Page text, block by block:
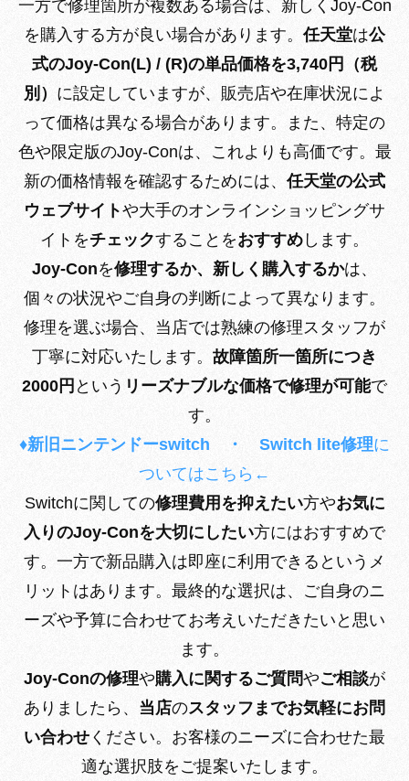
一方で修理箇所が複数ある場合は、新しくJoy-Con
を購入する方が良い場合があります。任天堂は公
式のJoy-Con(L) / (R)の単品価格を3,740円（税
別） に設定していますが、販売店や在庫状況によ
って価格は異なる場合があります。また、特定の
色や限定版のJoy-Conは、これよりも高価です。最
新の価格情報を確認するためには、任天堂の公式
ウェブサイトや大手のオンラインショッピングサ
イトをチェックすることをおすすめします。
Joy-Conを修理するか、新しく購入するかは、
個々の状況やご自身の判断によって異なります。
修理を選ぶ場合、当店では熟練の修理スタッフが
丁寧に対応いたします。 故障箇所一箇所につき
2000円 という リーズナブルな価格で修理が可能で
す。
♦新旧ニンテンドーswitch ・ Switch lite修理に
ついてはこちら←
Switchに関しての修理費用を抑えたい方やお気に
入りのJoy-Conを大切にしたい方にはおすすめで
す。一方で新品購入は即座に利用できるというメ
リットはあります。最終的な選択は、ご自身のニ
ーズや予算に合わせてお考えいただきたいと思い
ます。
Joy-Conの修理や購入に関するご質問やご相談が
ありましたら、 当店のスタッフまでお気軽にお問
い合わせ ください。お客様のニーズに合わせた最
適な選択肢をご提案いたします。